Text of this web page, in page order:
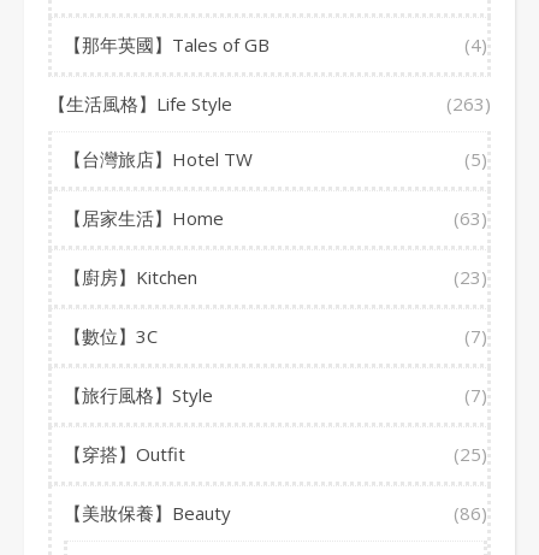
【那年英國】Tales of GB (4)
【生活風格】Life Style (263)
【台灣旅店】Hotel TW (5)
【居家生活】Home (63)
【廚房】Kitchen (23)
【數位】3C (7)
【旅行風格】Style (7)
【穿搭】Outfit (25)
【美妝保養】Beauty (86)